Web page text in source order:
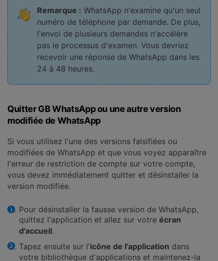
Remarque : WhatsApp n'examine qu'un seul
numéro de téléphone par demande. De plus,
l'envoi de plusieurs demandes n'accélère
pas le processus d'examen. Vous devriez
recevoir une réponse de WhatsApp dans les
24 à 48 heures.
Quitter GB WhatsApp ou une autre version
modifiée de WhatsApp
Si vous utilisez l'une des versions falsifiées ou
modifiées de WhatsApp et que vous voyez apparaître
l'erreur de restriction de compte sur votre compte,
vous devez immédiatement quitter et désinstaller la
version modifiée.
Pour désinstaller la fausse version de WhatsApp,
quittez l'application et allez sur votre écran
d'accueil.
Tapez ensuite sur l'icône de l'application dans
votre bibliothèque d'applications et maintenez-la